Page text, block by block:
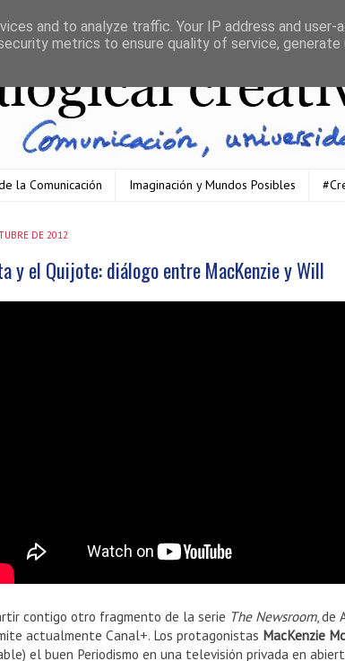
la Comunicación Imaginación y Mundos Posibles
DE 2012
y el Quijote: diálogo entre MacKenzie y Will
contigo otro fragmento de la serie The Newsroom, de
actualmente Canal+. Los protagonistas MacKenzie
el buen Periodismo en una televisión privada en
and to analyze traffic. Your IP address and user-
metrics to ensure quality of service, generate